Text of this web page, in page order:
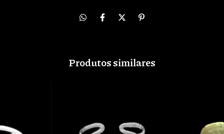
Produtos similares